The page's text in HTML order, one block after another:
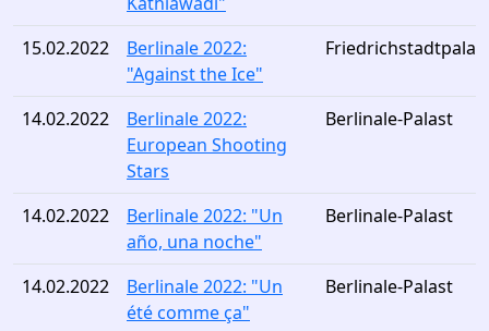
15.02.2022
Berlinale 2022:
"Against the Ice"
14.02.2022
Berlinale 2022:
European Shooting
Stars
Berlinale-Palast
14.02.2022
Berlinale 2022: "Un
año, una noche"
Berlinale-Palast
14.02.2022
Berlinale 2022: "Un
été comme ça"
Berlinale-Palast